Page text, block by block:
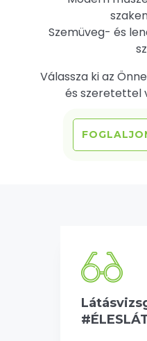
Szemüveg- és
Válassza ki az
és szeretettel